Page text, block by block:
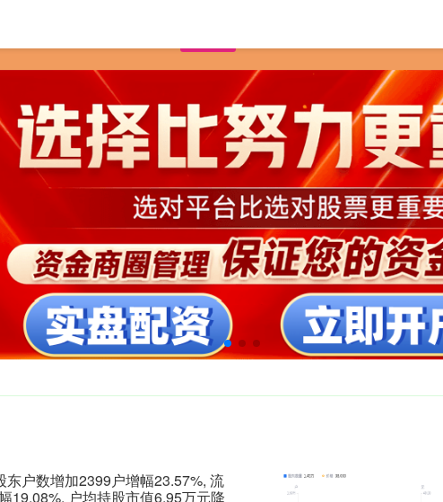
户数增加2399户增幅23.57%, 流
19.08%, 户均持股市值6.95万元降